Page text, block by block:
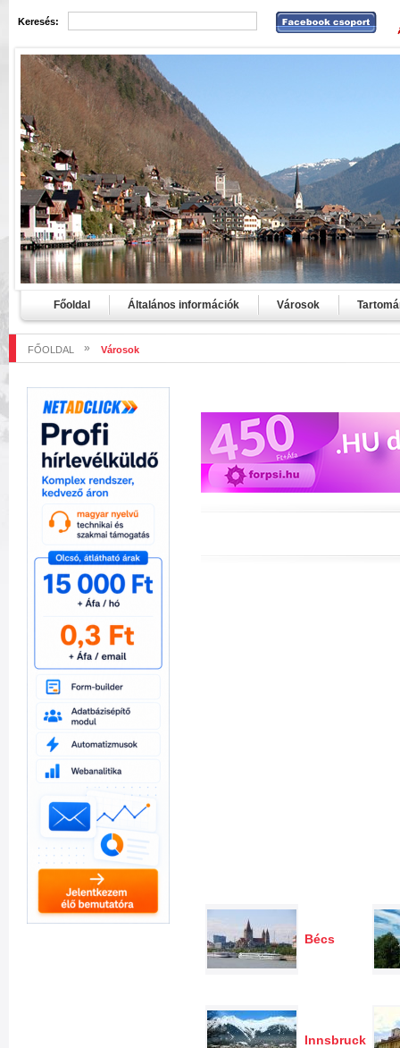
Keresés:
Főoldal Általános információk Városok
FŐOLDAL » Városok
Bécs
Innsbruck